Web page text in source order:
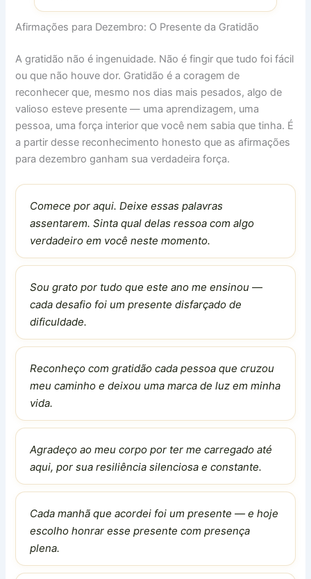
Afirmações para Dezembro: O Presente da Gratidão
A gratidão não é ingenuidade. Não é fingir que tudo foi fácil
ou que não houve dor. Gratidão é a coragem de
reconhecer que, mesmo nos dias mais pesados, algo de
valioso esteve presente — uma aprendizagem, uma
pessoa, uma força interior que você nem sabia que tinha. É
a partir desse reconhecimento honesto que as afirmações
para dezembro ganham sua verdadeira força.
Comece por aqui. Deixe essas palavras
assentarem. Sinta qual delas ressoa com algo
verdadeiro em você neste momento.
Sou grato por tudo que este ano me ensinou —
cada desafio foi um presente disfarçado de
dificuldade.
Reconheço com gratidão cada pessoa que cruzou
meu caminho e deixou uma marca de luz em minha
vida.
Agradeço ao meu corpo por ter me carregado até
aqui, por sua resiliência silenciosa e constante.
Cada manhã que acordei foi um presente — e hoje
escolho honrar esse presente com presença
plena.